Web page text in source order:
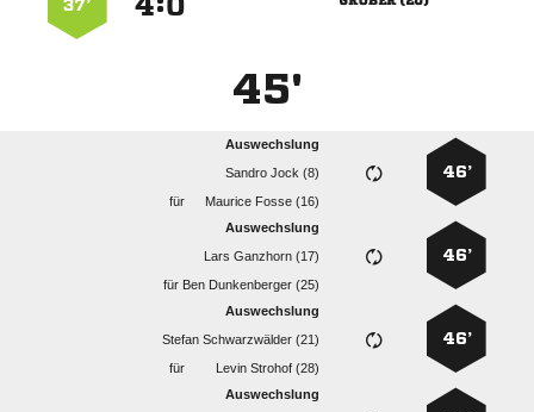
 
37’
45'
46’
Auswechslung
  
für
  
46’
Auswechslung
  
für   
46’
Auswechslung
  
für
  
Auswechslung